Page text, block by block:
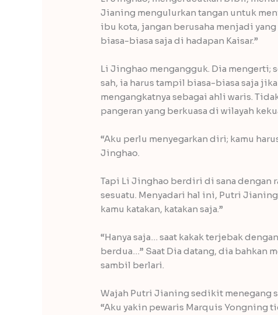
Jianing mengulurkan tangan untuk
ibu kota, jangan berusaha menjadi
biasa-biasa saja di hadapan Kaisar.”
Li Jinghao mengangguk. Dia mengerti;
sah, ia harus tampil biasa-biasa saja
mengangkatnya sebagai ahli waris.
pangeran yang berkuasa di wilayah
“Aku perlu menyegarkan diri; kamu
Jinghao.
Tapi Li Jinghao berdiri di sana dengan
sesuatu. Menyadari hal ini, Putri
kamu katakan, katakan saja.”
“Hanya saja… saat kakak terjebak
berdua…” Saat Dia datang, dia bahkan
sambil berlari.
Wajah Putri Jianing sedikit menegang
“Aku yakin pewaris Marquis Yongning